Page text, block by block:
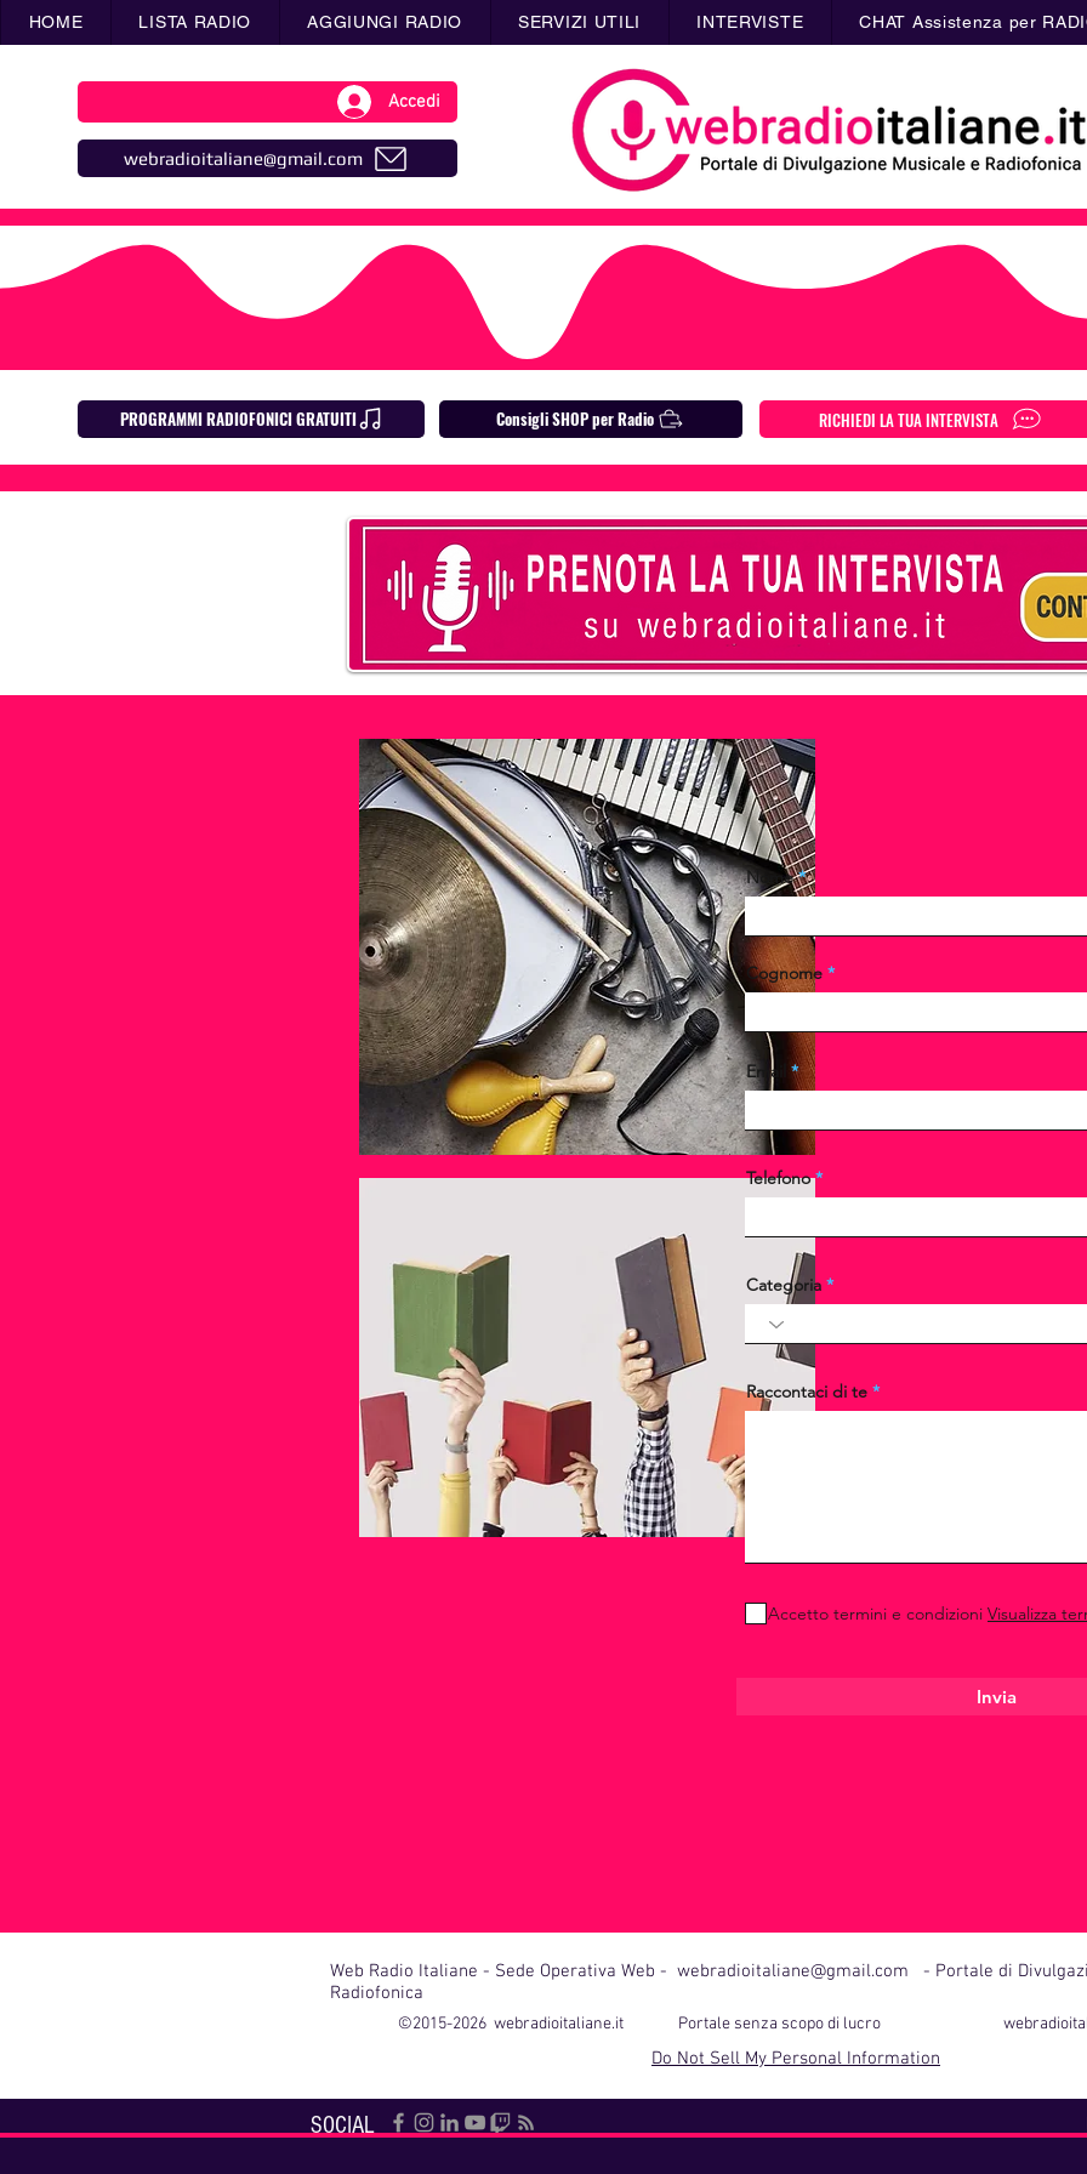
HOME LISTA RADIO AGGIUNGI RADIO SERVIZI UTILI INTERVISTE CHAT Assistenza per
Accedi
webradioitaliane@gmail.com
Nome
Cognome
Email
Telefono
Categoria
Raccontaci di te
Accetto termini e condizioni Visualizza
Invia
PROGRAMMI RADIOFONICI GRATUITI Consigli SHOP per Radio RICHIEDI LA TUA INTERVISTA
Web Radio Italiane - Sede Operativa Web - webradioitaliane@gmail.com - Portale di
Radiofonica
©2015-2026 webradioitaliane.it Portale senza scopo di lucro
Do Not Sell My Personal Information
SOCIAL